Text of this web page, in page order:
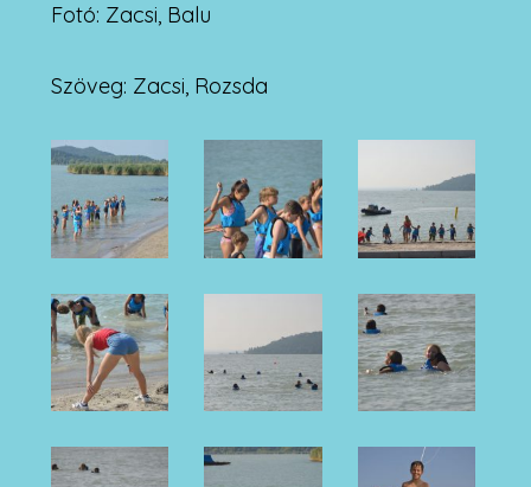
Fotó: Zacsi, Balu
Szöveg: Zacsi, Rozsda